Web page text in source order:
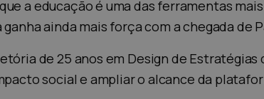
a educação é uma das ferramentas
ganha ainda mais força com a chegada
de 25 anos em Design de
social e ampliar o alcance da